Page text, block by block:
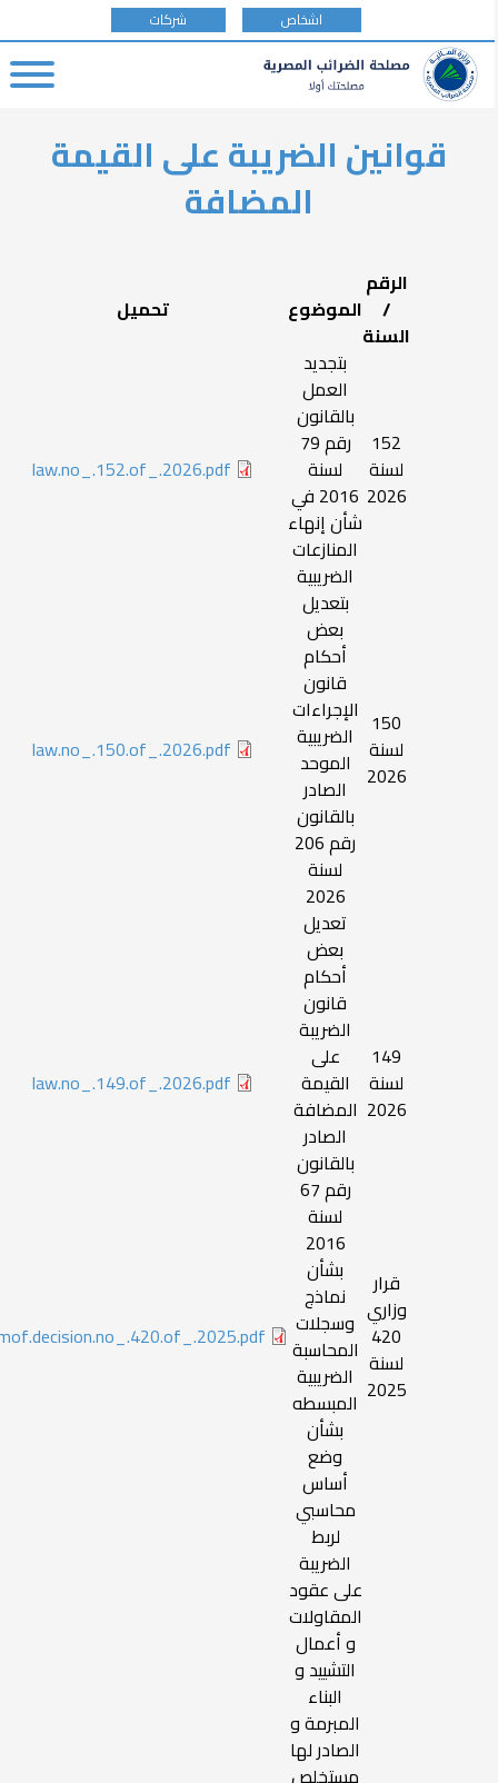
type
اشخاص شركات
قوانين الضريبة على القيمة
المضافة
الرقم
/
السنة
الموضوع تحميل
152
لسنة
2026
بتجديد
العمل
بالقانون
رقم 79
لسنة
2016 في
شأن إنهاء
المنازعات
الضريبية
law.no_.152.of_.2026.pdf
150
لسنة
2026
بتعديل
بعض
أحكام
قانون
الإجراءات
الضريبية
الموحد
الصادر
بالقانون
رقم 206
لسنة
2026
law.no_.150.of_.2026.pdf
149
لسنة
2026
تعديل
بعض
أحكام
قانون
الضريبة
على
القيمة
المضافة
الصادر
بالقانون
رقم 67
لسنة
2016
law.no_.149.of_.2026.pdf
قرار
وزاري
420
لسنة
2025
بشأن
نماذج
وسجلات
المحاسبة
الضريبية
المبسطه
mof.decision.no_.420.of_.2025.pdf
بشأن
وضع
أساس
محاسبي
لربط
الضريبة
على عقود
المقاولات
و أعمال
التشييد و
البناء
المبرمة و
الصادر لها
مستخلص